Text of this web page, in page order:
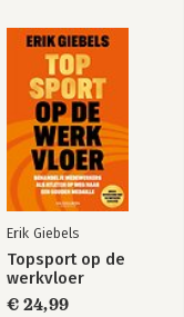
van Belbin
Erik Giebels
Topsport op de
werkvloer
€ 24,99